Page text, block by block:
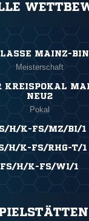
MAINZ-
Meisterschaft
KREISPOKAL
NEU2
Pokal
H/K-FS/MZ/BI/1
H/K-FS/RHG-T/1
FS/H/K-FS/WI/1